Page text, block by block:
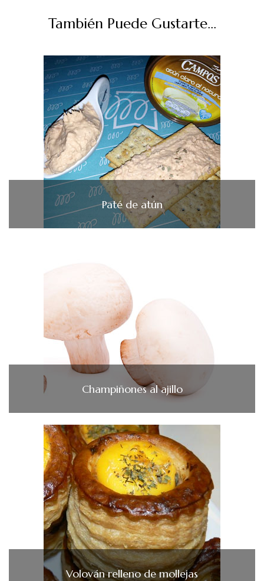
También Puede Gustarte...
Paté de atún
Champiñones al ajillo
Volován relleno de mollejas